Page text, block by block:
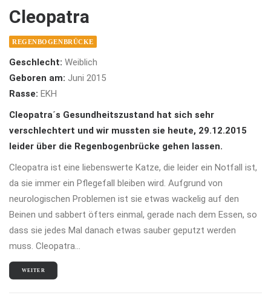
Cleopatra
REGENBOGENBRÜCKE
Geschlecht: Weiblich
Geboren am: Juni 2015
Rasse: EKH
Cleopatra´s Gesundheitszustand hat sich sehr
verschlechtert und wir mussten sie heute, 29.12.2015
leider über die Regenbogenbrücke gehen lassen.
Cleopatra ist eine liebenswerte Katze, die leider ein Notfall ist,
da sie immer ein Pflegefall bleiben wird. Aufgrund von
neurologischen Problemen ist sie etwas wackelig auf den
Beinen und sabbert öfters einmal, gerade nach dem Essen, so
dass sie jedes Mal danach etwas sauber geputzt werden
muss. Cleopatra…
WEITER